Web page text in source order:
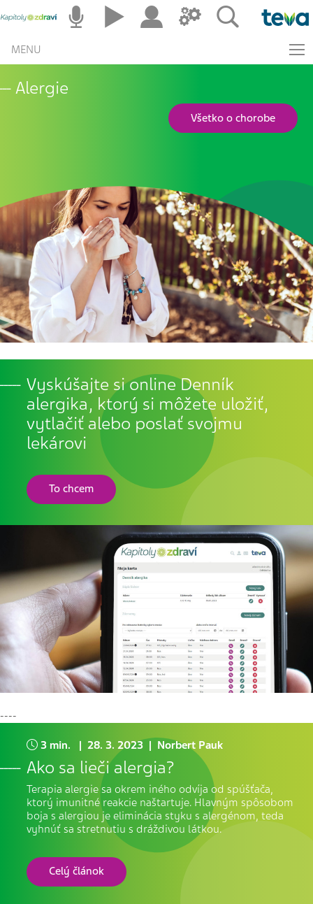
MENU
Alergie
Všetko o chorobe
Vyskúšajte si online Denník
alergika, ktorý si môžete uložiť,
vytlačiť alebo poslať svojmu
lekárovi
To chcem
----
3 min. | 28. 3. 2023 | Norbert Pauk
Ako sa lieči alergia?
Terapia alergie sa okrem iného odvíja od spúšťača,
ktorý imunitné reakcie naštartuje. Hlavným spôsobom
boja s alergiou je eliminácia styku s alergénom, teda
vyhnúť sa stretnutiu s dráždivou látkou.
Celý článok